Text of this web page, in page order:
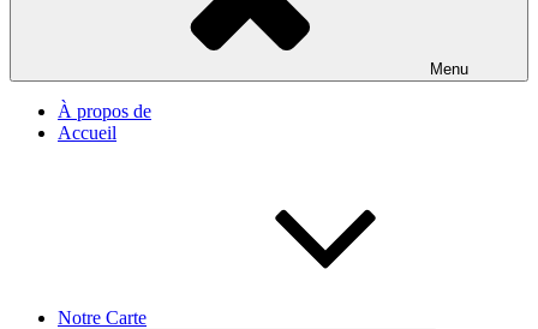
Menu
À propos de
Accueil
Notre Carte